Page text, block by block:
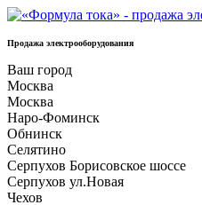
Продажа электрооборудования
Ваш город
Москва
Москва
Наро-Фоминск
Обнинск
Селятино
Серпухов Борисовское шоссе
Серпухов ул.Новая
Чехов